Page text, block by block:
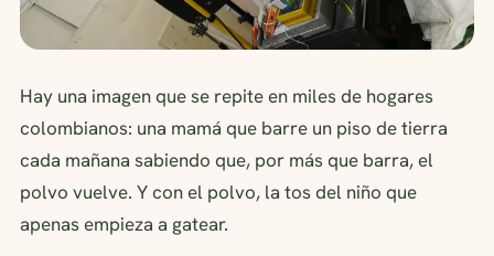
Hay una imagen que se repite en miles de hogares
colombianos: una mamá que barre un piso de tierra
cada mañana sabiendo que, por más que barra, el
polvo vuelve. Y con el polvo, la tos del niño que
apenas empieza a gatear.